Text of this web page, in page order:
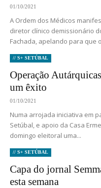
01/10/2021
A Ordem dos Médicos
diretor clínico demissionário
Fachada, apelando para que
// S+ SETÚBAL
Operação
um êxito
01/10/2021
Numa arrojada iniciativa em
Setúbal, e apoio da Casa
domingo eleitoral uma...
// S+ SETÚBAL
Capa do jornal
esta semana